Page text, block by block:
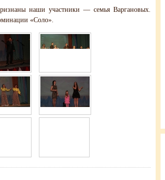
наши участники — семья Варгановых.
«Соло».